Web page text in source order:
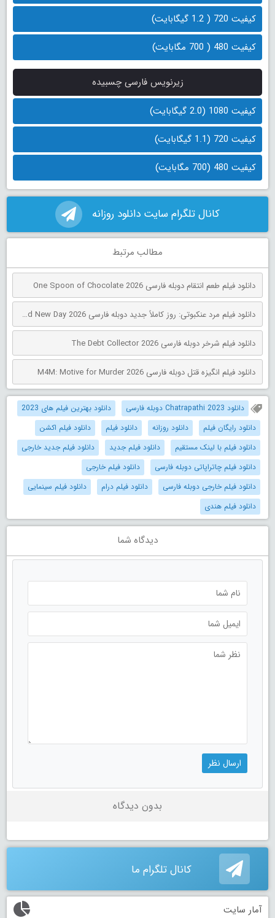
کیفیت 720 ( 1.2 گیگابایت)
کیفیت 480 ( 700 مگابایت)
زیرنویس فارسی چسبیده
کیفیت 1080 (2.0 گیگابایت)
کیفیت 720 (1.1 گیگابایت)
کیفیت 480 (700 مگابایت)
کانال تلگرام سایت دانلود روزانه
مطالب مرتبط
دانلود فیلم طعم انتقام دوبله فارسی One Spoon of Chocolate 2026
دانلود فیلم مرد عنکبوتی: روز کاملاً جدید دوبله فارسی Spider-Man: Brand New Day 2026
دانلود فیلم شرخر دوبله فارسی The Debt Collector 2026
دانلود فیلم انگیزه قتل دوبله فارسی M4M: Motive for Murder 2026
دانلود Chatrapathi 2023 دوبله فارسی
دانلود بهترین فیلم های 2023
دانلود رایگان فیلم
دانلود روزانه دانلود فیلم
دانلود فیلم اکشن
دانلود فیلم با لینک مستقیم
دانلود فیلم جدید
دانلود فیلم جدید خارجی
دانلود فیلم چاتراپاتی دوبله فارسی
دانلود فیلم خارجی
دانلود فیلم خارجی دوبله فارسی
دانلود فیلم درام
دانلود فیلم سینمایی
دانلود فیلم هندی
دیدگاه شما
بدون دیدگاه
کانال تلگرام ما
آمار سایت